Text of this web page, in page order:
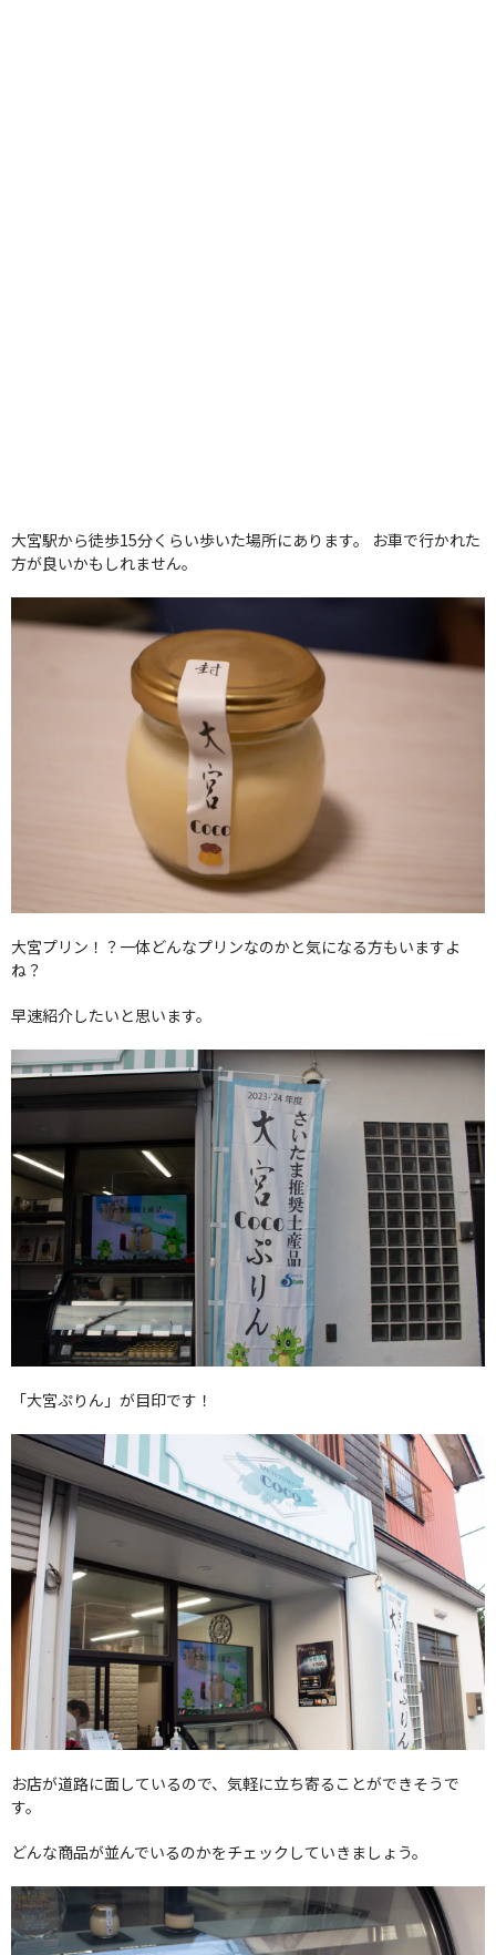
大宮駅から徒歩15分くらい歩いた場所にあります。 お車で行かれた
方が良いかもしれません。
大宮プリン！？一体どんなプリンなのかと気になる方もいますよ
ね？
早速紹介したいと思います。
「大宮ぷりん」が目印です！
お店が道路に面しているので、気軽に立ち寄ることができそうで
す。
どんな商品が並んでいるのかをチェックしていきましょう。